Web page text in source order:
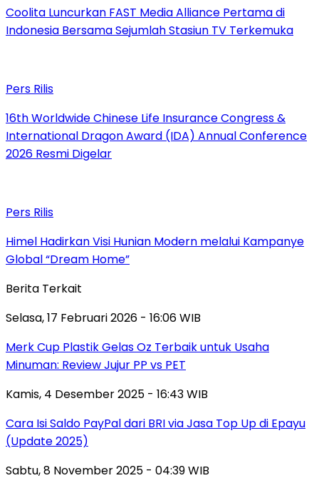
Coolita Luncurkan FAST Media Alliance Pertama di
Indonesia Bersama Sejumlah Stasiun TV Terkemuka
Pers Rilis
16th Worldwide Chinese Life Insurance Congress &
International Dragon Award (IDA) Annual Conference
2026 Resmi Digelar
Pers Rilis
Himel Hadirkan Visi Hunian Modern melalui Kampanye
Global “Dream Home”
Berita Terkait
Selasa, 17 Februari 2026 - 16:06 WIB
Merk Cup Plastik Gelas Oz Terbaik untuk Usaha
Minuman: Review Jujur PP vs PET
Kamis, 4 Desember 2025 - 16:43 WIB
Cara Isi Saldo PayPal dari BRI via Jasa Top Up di Epayu
(Update 2025)
Sabtu, 8 November 2025 - 04:39 WIB